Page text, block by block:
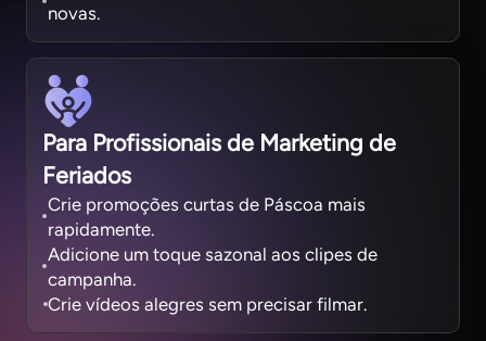
novas.
Para Profissionais de Marketing de
Feriados
Crie promoções curtas de Páscoa mais
rapidamente.
Adicione um toque sazonal aos clipes de
campanha.
Crie vídeos alegres sem precisar filmar.